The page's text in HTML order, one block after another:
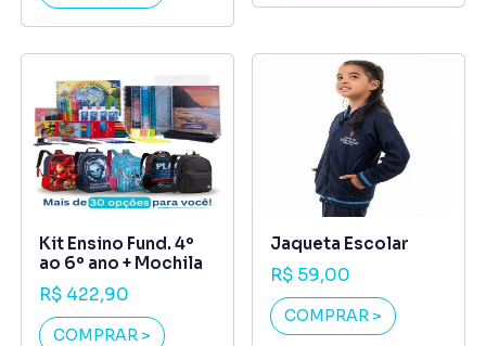
Kit Ensino Fund. 4º
ao 6º ano + Mochila
R$ 422,90
COMPRAR >
Jaqueta Escolar
R$ 59,00
COMPRAR >